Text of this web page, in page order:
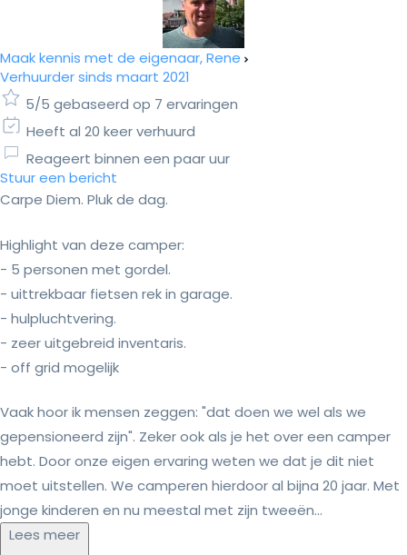
Maak kennis met de eigenaar, Rene
Verhuurder sinds maart 2021
5/5 gebaseerd op 7 ervaringen
Heeft al 20 keer verhuurd
Reageert binnen een paar uur
Stuur een bericht
Carpe Diem. Pluk de dag.
Highlight van deze camper:
- 5 personen met gordel.
- uittrekbaar fietsen rek in garage.
- hulpluchtvering.
- zeer uitgebreid inventaris.
- off grid mogelijk
Vaak hoor ik mensen zeggen: "dat doen we wel als we
gepensioneerd zijn". Zeker ook als je het over een camper
hebt. Door onze eigen ervaring weten we dat je dit niet
moet uitstellen. We camperen hierdoor al bijna 20 jaar. Met
jonge kinderen en nu meestal met zijn tweeën...
Lees meer